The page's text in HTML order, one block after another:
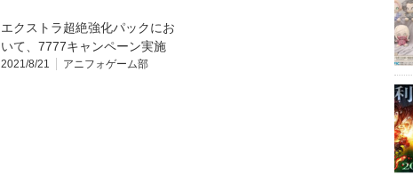
エクストラ超絶強化パックにお
いて、7777キャンペーン実施
2021/8/21 アニフォゲーム部